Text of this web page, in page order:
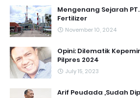
Mengenang Sejarah PT.
Fertilizer
November 10, 2024
Opini: Dilematik
Pilpres 2024
July 15, 2023
Arif Peudada ,Sudah